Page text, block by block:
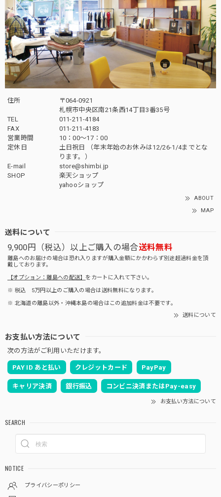
住所
〒064-0921
札幌市中央区南21条西14丁目3番35号
TEL
011-211-4184
FAX
011-211-4183
営業時間
10：00〜17：00
定休日
土日祝日 （年末年始のお休みは12/26-1/4までとな
ります。）
E-mail
store@shimbi.jp
SHOP
楽天ショップ
yahooショップ
ABOUT
MAP
送料について
9,900円（税込）以上ご購入の場合送料無料
離島へのお届けの場合は恐れ入りますが購入金額にかかわらず別途超過料金を頂
戴しております。
【オプション：離島への配送】 をカートに入れて下さい。
※ 税込 5万円以上のご購入の場合は送料無料になります。
※ 北海道の離島以外・沖縄本島の場合はこの追加料金は不要です。
送料について
お支払い方法について
次の方法がご利用いただけます。
PAY ID あと払い クレジットカード PayPay
キャリア決済 銀行振込 コンビニ決済またはPay-easy
お支払い方法について
SEARCH
NOTICE
プライバシーポリシー